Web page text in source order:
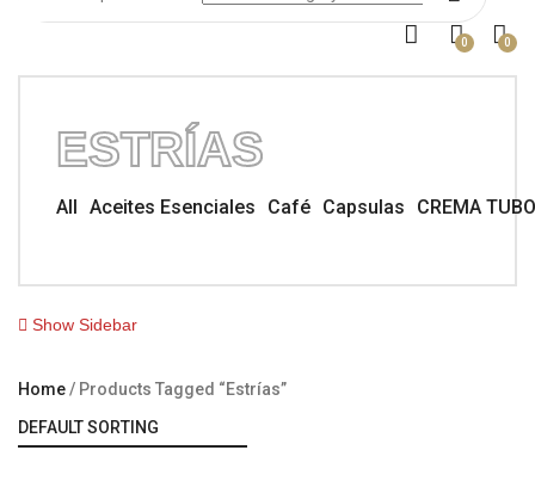
0
0
ESTRÍAS
All Aceites Esenciales Café Capsulas CREMA TUBO
Show Sidebar
Home Products Tagged “estrías”